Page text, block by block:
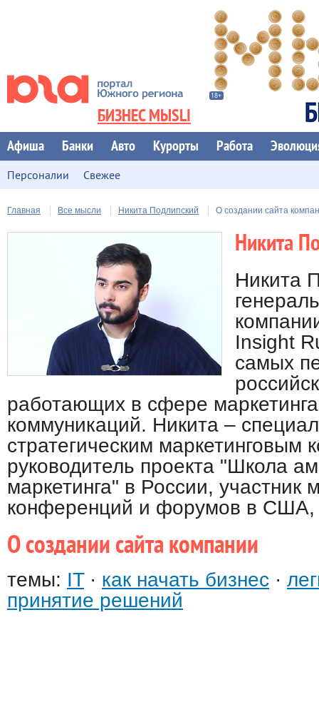
БИЗНЕС МЫSLI
Афиша Банки Авто Курорты Работа
Персоналии Свежее
Главная Все мысли Никита Подлипский О создании сайта
Никита
Никита
Insight
самых
работающих в сфере
коммуникаций. Никита –
стратегическим маркетинговым
руководитель проекта "Школа
маркетинга" в России, участник
конференций и форумов в
О создании сайта компании
темы: IT· как начать бизнес ·
принятие решений